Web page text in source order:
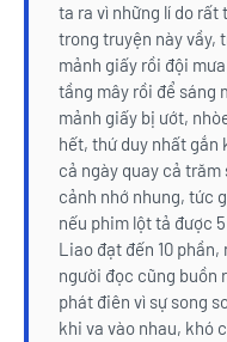
ta ra vì những lí do rất
trong truyện này vầy,
mảnh giấy rồi đội
tầng mây rồi để sáng
mảnh giấy bị ướt,
hết, thứ duy nhất gắn
cả ngày quay cả trăm
cảnh nhớ nhung, tức
nếu phim lột tả được
Liao đạt đến 10
người đọc cũng buồn
phát điên vì sự song
khi va vào nhau, khó